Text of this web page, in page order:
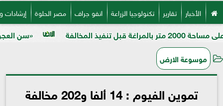
الأخبار تقارير تكنولوجيا الزراعة انفو جراف مصر الحلوة
«سن العجوز» في
موسوعة الارض
تموين الفيوم : 14 ألفا و202 مخالفة